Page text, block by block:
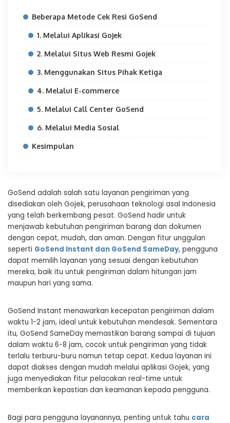
Beberapa Metode Cek Resi GoSend
1. Melalui Aplikasi Gojek
2. Melalui Situs Web Resmi Gojek
3. Menggunakan Situs Pihak Ketiga
4. Melalui E-commerce
5. Melalui Call Center GoSend
6. Melalui Media Sosial
Kesimpulan
GoSend adalah salah satu layanan pengiriman yang
disediakan oleh Gojek, perusahaan teknologi asal Indonesia
yang telah berkembang pesat. GoSend hadir untuk
menjawab kebutuhan pengiriman barang dan dokumen
dengan cepat, mudah, dan aman. Dengan fitur unggulan
seperti GoSend Instant dan GoSend SameDay, pengguna
dapat memilih layanan yang sesuai dengan kebutuhan
mereka, baik itu untuk pengiriman dalam hitungan jam
maupun hari yang sama.
GoSend Instant menawarkan kecepatan pengiriman dalam
waktu 1-2 jam, ideal untuk kebutuhan mendesak. Sementara
itu, GoSend SameDay memastikan barang sampai di tujuan
dalam waktu 6-8 jam, cocok untuk pengiriman yang tidak
terlalu terburu-buru namun tetap cepat. Kedua layanan ini
dapat diakses dengan mudah melalui aplikasi Gojek, yang
juga menyediakan fitur pelacakan real-time untuk
memberikan kepastian dan keamanan kepada pengguna.
Bagi para pengguna layanannya, penting untuk tahu cara